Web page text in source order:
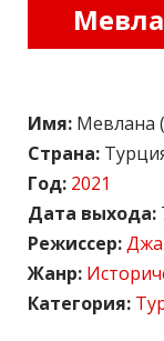
Имя: Мевлана
Страна:
Год: 2021
Дата выхода:
Режиссер:
Жанр:
Категория: